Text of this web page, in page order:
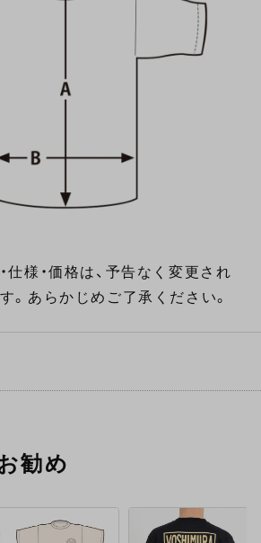
様・価格は、予告なく変更され
。あらかじめご了承ください。
勧め